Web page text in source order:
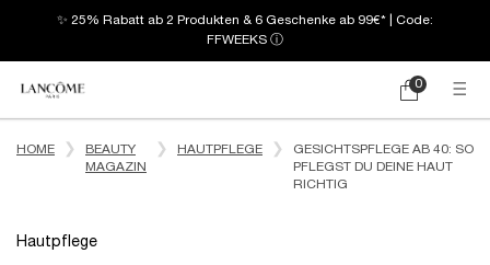
✨ 25% Rabatt ab 2 Produkten & 6 Geschenke ab 99€* | Code:
FFWEEKS ⓘ
Mein
0
0 produkt
HOME
BEAUTY
MAGAZIN
HAUTPFLEGE
GESICHTSPFLEGE AB 40: SO
PFLEGST DU DEINE HAUT
RICHTIG
Hautpflege